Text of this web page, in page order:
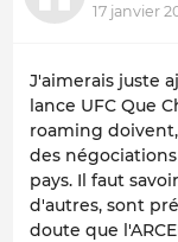
17 janvier
J'aimerais juste
lance UFC Que
roaming
des
pays. Il faut
d'autres, sont
doute que